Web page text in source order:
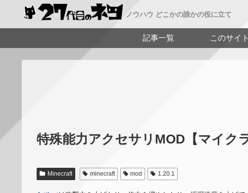
ノウハウ どこかの誰かの役に立て
記事一覧 このサイ
特殊能力アクセサリMOD【マイク
Minecraft minecraft mod 1.20.1